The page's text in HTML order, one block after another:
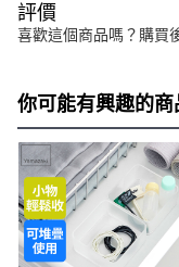
評價
喜歡這個商品嗎？購買
你可能有興趣的商